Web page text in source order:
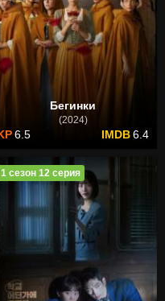
Бегинки
(2024)
6.5 6.4
1 сезон 12 серия